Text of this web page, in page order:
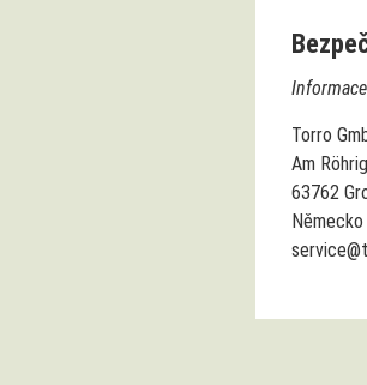
Torro
Am
63762
Německo